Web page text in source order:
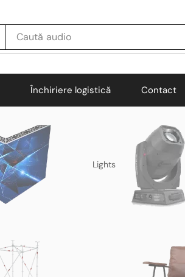
Caută audio
Închiriere logistică Contact
Lights